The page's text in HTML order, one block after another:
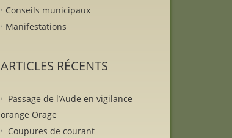
Conseils municipaux
Manifestations
ARTICLES RÉCENTS
Passage de l’Aude en vigilance
orange Orage
Coupures de courant